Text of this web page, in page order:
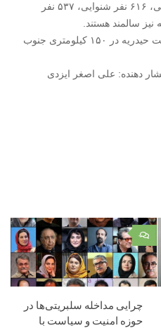
جسمی حرکتی، هزار و ۴۳۵ نفر ذهنی، ۶۱۶ نفر شنوایی، ۵۳۷ نفر
مرکز شهرستان ۲۵۰ هزار نفری تربت حیدریه در ۱۵۰ کیلومتری جنوب
دهنده: علی اصغر ایزدی
۰
چرایی مداخله سلبریتی‌ها در
حوزه امنیت و سیاست با